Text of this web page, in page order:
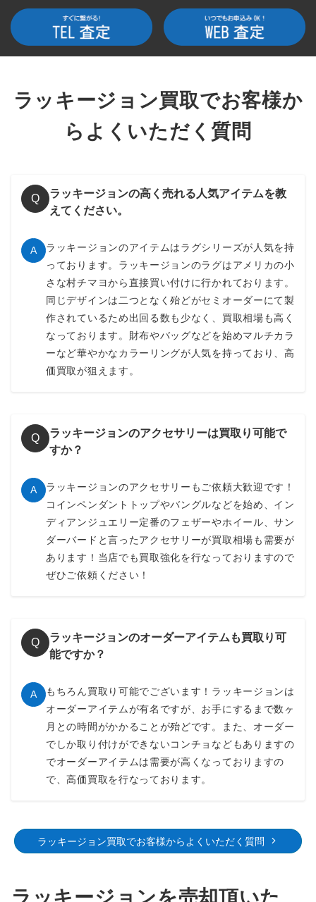
ラッキージョン買取でお客様か
らよくいただく質問
Q
ラッキージョンの高く売れる人気アイテムを教
えてください。
A
ラッキージョンのアイテムはラグシリーズが人気を持
っております。ラッキージョンのラグはアメリカの小
さな村チマヨから直接買い付けに行かれております。
同じデザインは二つとなく殆どがセミオーダーにて製
作されているため出回る数も少なく、買取相場も高く
なっております。財布やバッグなどを始めマルチカラ
ーなど華やかなカラーリングが人気を持っており、高
価買取が狙えます。
Q
ラッキージョンのアクセサリーは買取り可能で
すか？
A
ラッキージョンのアクセサリーもご依頼大歓迎です！
コインペンダントトップやバングルなどを始め、イン
ディアンジュエリー定番のフェザーやホイール、サン
ダーバードと言ったアクセサリーが買取相場も需要が
あります！当店でも買取強化を行なっておりますので
ぜひご依頼ください！
Q
ラッキージョンのオーダーアイテムも買取り可
能ですか？
A
もちろん買取り可能でございます！ラッキージョンは
オーダーアイテムが有名ですが、お手にするまで数ヶ
月との時間がかかることが殆どです。また、オーダー
でしか取り付けができないコンチョなどもありますの
でオーダーアイテムは需要が高くなっておりますの
で、高価買取を行なっております。
ラッキージョン買取でお客様からよくいただく質問
ラッキージョンを売却頂いた